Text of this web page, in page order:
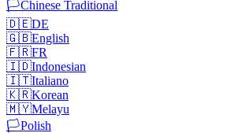
🏳️Chinese Traditional
🇩🇪DE
🇬🇧English
🇫🇷FR
🇮🇩Indonesian
🇮🇹Italiano
🇰🇷Korean
🇲🇾Melayu
🏳️Polish